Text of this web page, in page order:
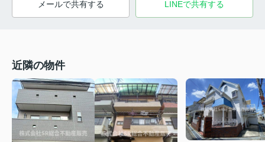
メールで共有する LINEで共有する
近隣の物件